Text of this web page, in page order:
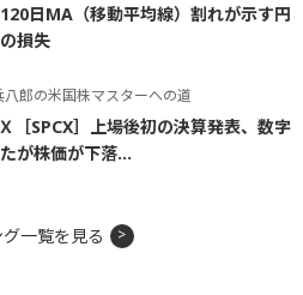
120日MA（移動平均線）割れが示す円
損失
八郎の米国株マスターへの道
［SPCX］上場後初の決算発表、数字
が株価が下落...
一覧を見る